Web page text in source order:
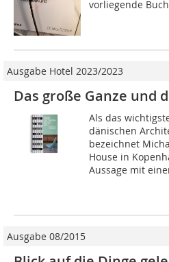
vorliegende
Ausgabe Hotel 2023/2023
Das große Ganze und
Als das
dänischen
bezeichnet
House in
Aussage mit
Ausgabe 08/2015